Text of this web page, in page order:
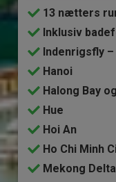
13 nætters
Inklusiv
Indenrigsfly
Hanoi
Halong Bay
Hue
Hoi An
Ho Chi Minh
Mekong Delta